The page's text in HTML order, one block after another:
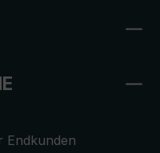
Endkunden